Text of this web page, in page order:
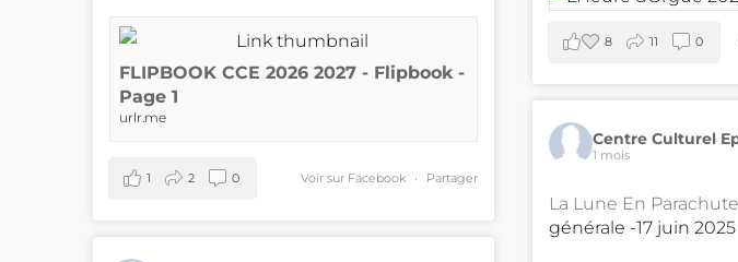
FLIPBOOK CCE 2026 2027 - Flipbook -
Page 1
urlr.me
Voir sur Facebook · Partager
1 2 0
8 11 0
Centre Culturel
1 mois
La Lune En Parachute
générale -17 juin 2025